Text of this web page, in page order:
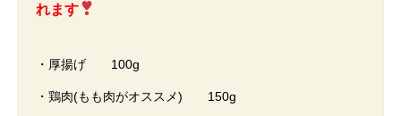
れます
・厚揚げ 100g
・鶏肉(もも肉がオススメ) 150g